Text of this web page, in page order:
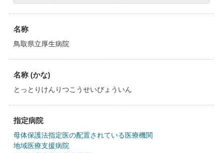
名称
鳥取県立厚生病院
名称 (かな)
とっとりけんりつこうせいびょういん
指定病院
母体保護法指定医の配置されている医療機関
地域医療支援病院